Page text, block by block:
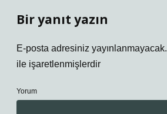
Bir yanıt yazın
E-posta adresiniz yayınlanmayacak.
ile işaretlenmişlerdir
Yorum